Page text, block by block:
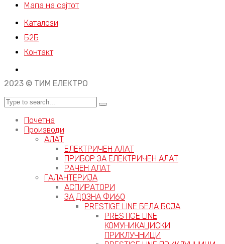
Мапа на сајтот
Каталози
Б2Б
Контакт
2023 © ТИМ ЕЛЕКТРО
Почетна
Производи
АЛАТ
ЕЛЕКТРИЧЕН АЛАТ
ПРИБОР ЗА ЕЛЕКТРИЧЕН АЛАТ
РАЧЕН АЛАТ
ГАЛАНТЕРИЈА
АСПИРАТОРИ
ЗА ДОЗНА ФИ60
PRESTIGE LINE БЕЛА БОЈА
PRESTIGE LINE
КОМУНИКАЦИСКИ
ПРИКЛУЧНИЦИ